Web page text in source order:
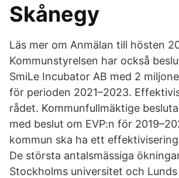
Skånegy
Läs mer om Anmälan till hösten
Kommunstyrelsen har också
SmiLe Incubator AB med 2
för perioden 2021–2023.
rådet. Kommunfullmäktige
med beslut om EVP:n för
kommun ska ha ett
De största antalsmässiga
Stockholms universitet och